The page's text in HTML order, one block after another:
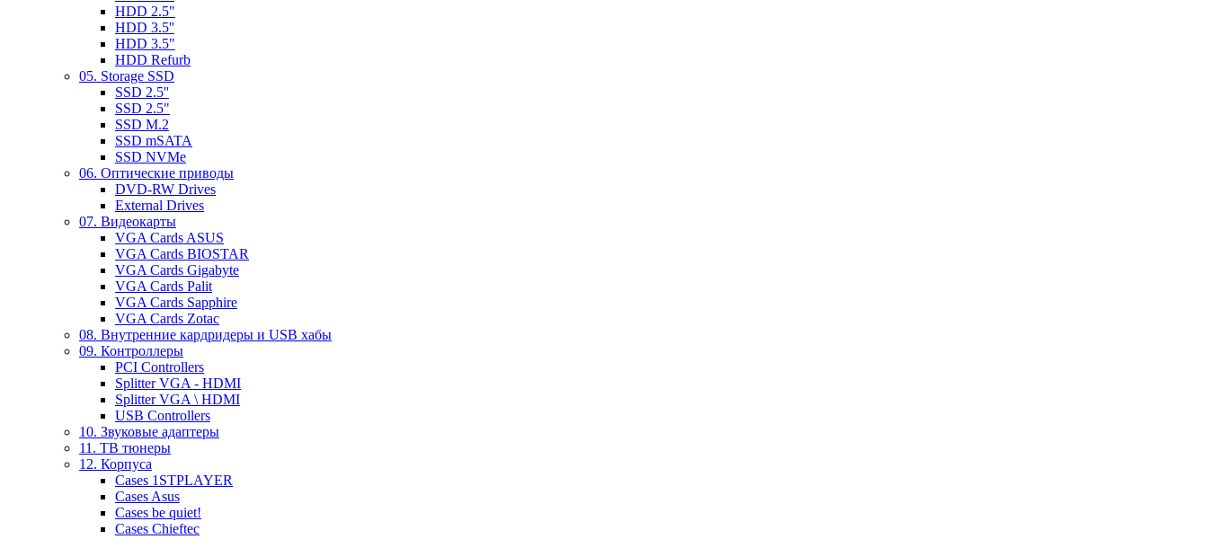
HDD 2.5"
HDD 3.5''
HDD 3.5"
HDD Refurb
05. Storage SSD
SSD 2.5''
SSD 2.5"
SSD M.2
SSD mSATA
SSD NVMe
06. Оптические приводы
DVD-RW Drives
External Drives
07. Видеокарты
VGA Cards ASUS
VGA Cards BIOSTAR
VGA Cards Gigabyte
VGA Cards Palit
VGA Cards Sapphire
VGA Cards Zotac
08. Внутренние кардридеры и USB хабы
09. Контроллеры
PCI Controllers
Splitter VGA - HDMI
Splitter VGA \ HDMI
USB Controllers
10. Звуковые адаптеры
11. ТВ тюнеры
12. Корпуса
Cases 1STPLAYER
Cases Asus
Cases be quiet!
Cases Chieftec